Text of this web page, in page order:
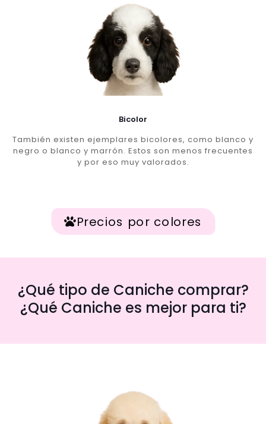
Bicolor
También existen ejemplares bicolores, como blanco y
negro o blanco y marrón. Estos son menos frecuentes
y por eso muy valorados.
Precios por colores
¿Qué tipo de Caniche comprar?
¿Qué Caniche es mejor para ti?